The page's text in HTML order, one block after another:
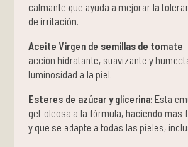
calmante que ayuda a mejorar la
de irritación.
Aceite Virgen de semillas de tomate
acción hidratante, suavizante y
luminosidad a la piel.
Esteres de azúcar y glicerina: Esta
gel-oleosa a la fórmula, haciendo más
y que se adapte a todas las pieles,